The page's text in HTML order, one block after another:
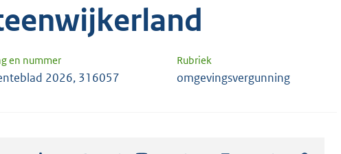
en nummer Rubriek
2026, 316057 omgevingsvergunning